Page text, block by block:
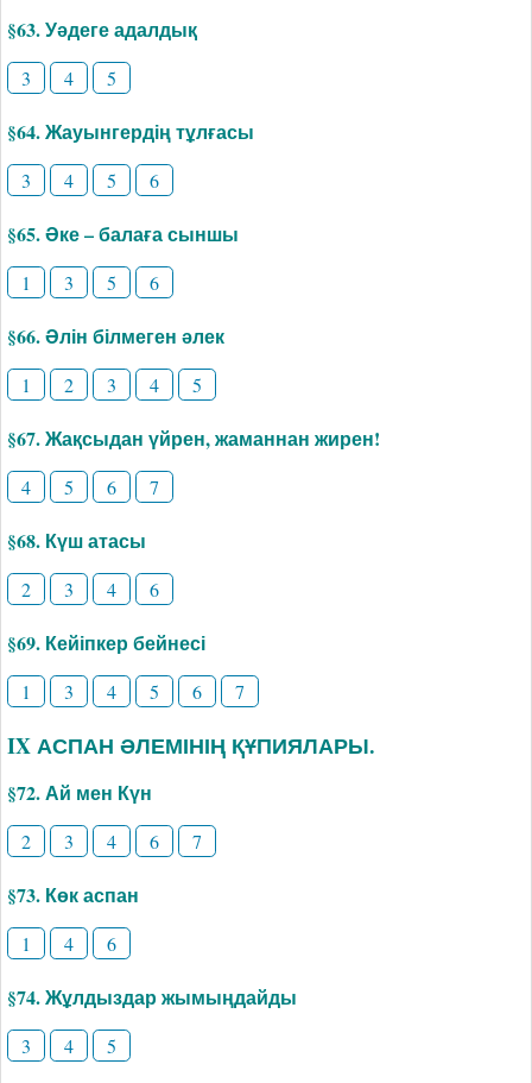
§63. Уәдеге адалдық
3 4 5
§64. Жауынгердің тұлғасы
3 4 5 6
§65. Әке – балаға сыншы
1 3 5 6
§66. Әлін білмеген әлек
1 2 3 4 5
§67. Жақсыдан үйрен, жаманнан жирен!
4 5 6 7
§68. Күш атасы
2 3 4 6
§69. Кейіпкер бейнесі
1 3 4 5 6 7
IX АСПАН ӘЛЕМІНІҢ ҚҰПИЯЛАРЫ.
§72. Ай мен Күн
2 3 4 6 7
§73. Көк аспан
1 4 6
§74. Жұлдыздар жымыңдайды
3 4 5